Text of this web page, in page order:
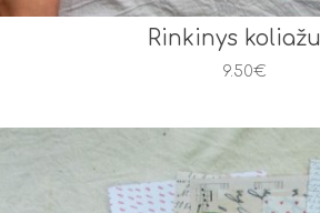
Rinkinys
9.50€